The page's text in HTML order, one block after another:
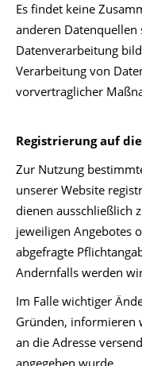
Es findet keine
anderen
Datenverarbeitung
Verarbeitung von
vorvertraglicher
Registrierung auf
Zur Nutzung
unserer Website
dienen ausschließlich
jeweiligen Angebotes
abgefragte
Andernfalls werden
Im Falle wichtiger
Gründen, informieren
an die Adresse
angegeben wurde.